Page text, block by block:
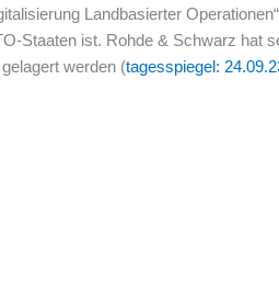
Landbasierter
Staaten ist. Rohde & Schwarz hat
werden (tagesspiegel: